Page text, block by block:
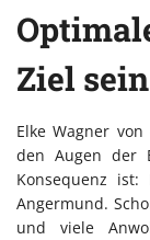
Ziel sein
Elke Wagner
den Augen der
Konsequenz
Angermund.
und viele